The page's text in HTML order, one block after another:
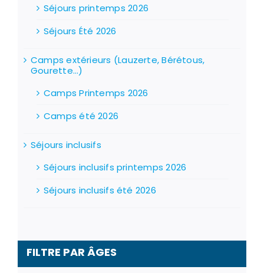
Séjours printemps 2026
Séjours Été 2026
Camps extérieurs (Lauzerte, Bérétous,
Gourette...)
Camps Printemps 2026
Camps été 2026
Séjours inclusifs
Séjours inclusifs printemps 2026
Séjours inclusifs été 2026
FILTRE PAR ÂGES